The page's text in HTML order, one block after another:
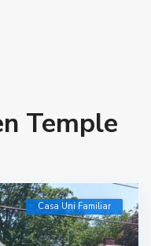
Temple
Casa Uni Familiar